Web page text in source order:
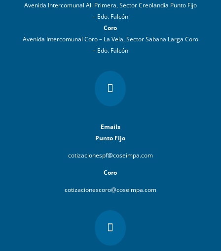
Avenida Intercomunal Ali Primera, Sector Creolandia Punto Fijo
– Edo. Falcón
Coro
Avenida Intercomunal Coro – La Vela, Sector Sabana Larga Coro
– Edo. Falcón

Emails
Punto Fijo
cotizacionespf@coseimpa.com
Coro
cotizacionescoro@coseimpa.com
